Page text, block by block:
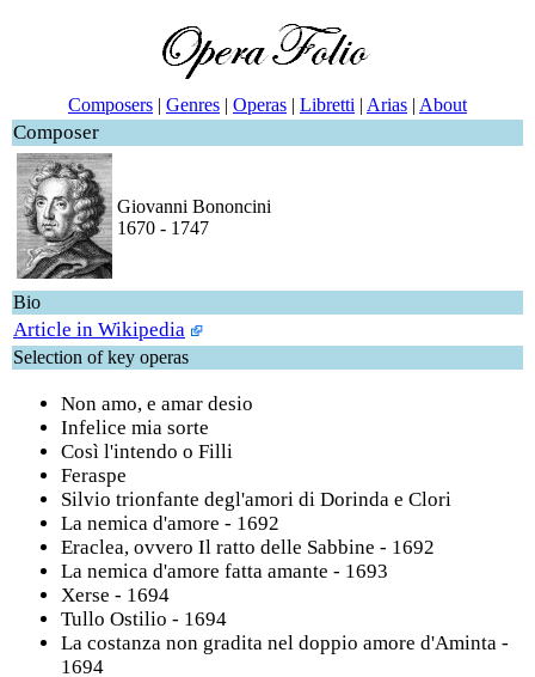
Composers | Genres | Operas | Libretti | Arias | About
Composer
Giovanni Bononcini
1670 - 1747
Bio
Article in Wikipedia
Selection of key operas
Non amo, e amar desio
Infelice mia sorte
Così l'intendo o Filli
Feraspe
Silvio trionfante degl'amori di Dorinda e Clori
La nemica d'amore - 1692
Eraclea, ovvero Il ratto delle Sabbine - 1692
La nemica d'amore fatta amante - 1693
Xerse - 1694
Tullo Ostilio - 1694
La costanza non gradita nel doppio amore d'Aminta -
1694